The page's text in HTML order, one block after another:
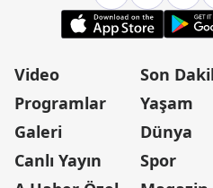
Video
Programlar
Galeri
Canlı Yayın
Son
Yaşam
Dünya
Spor